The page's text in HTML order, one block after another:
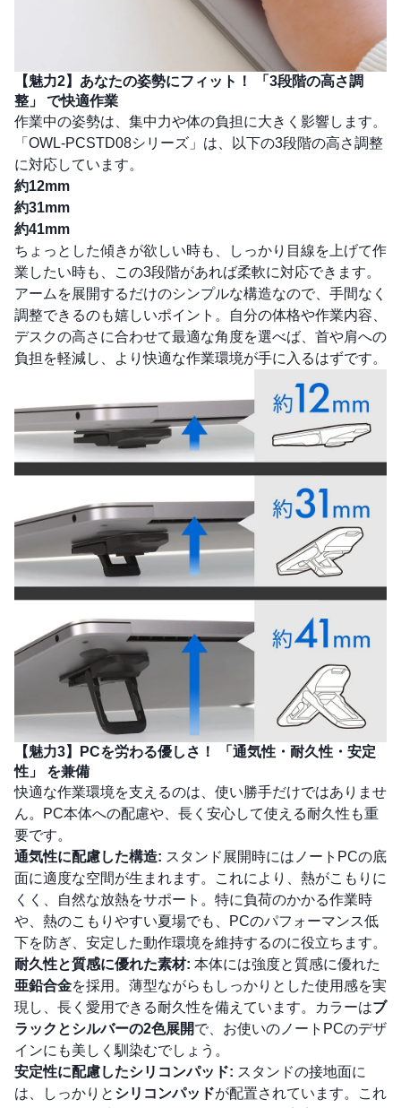
【魅力2】あなたの姿勢にフィット！
「3段階の高さ調
整」
で快適作業
作業中の姿勢は、集中力や体の負担に大きく影響します。
「OWL-PCSTD08シリーズ」は、以下の3段階の高さ調整
に対応しています。
約12mm
約31mm
約41mm
ちょっとした傾きが欲しい時も、しっかり目線を上げて作
業したい時も、この3段階があれば柔軟に対応できます。
アームを展開するだけのシンプルな構造なので、手間なく
調整できるのも嬉しいポイント。自分の体格や作業内容、
デスクの高さに合わせて最適な角度を選べば、首や肩への
負担を軽減し、より快適な作業環境が手に入るはずです。
【魅力3】PCを労わる優しさ！
「通気性・耐久性・安定
性」
を兼備
快適な作業環境を支えるのは、使い勝手だけではありませ
ん。PC本体への配慮や、長く安心して使える耐久性も重
要です。
通気性に配慮した構造: スタンド展開時にはノートPCの底
面に適度な空間が生まれます。これにより、熱がこもりに
くく、自然な放熱をサポート。特に負荷のかかる作業時
や、熱のこもりやすい夏場でも、PCのパフォーマンス低
下を防ぎ、安定した動作環境を維持するのに役立ちます。
耐久性と質感に優れた素材: 本体には強度と質感に優れた
亜鉛合金を採用。薄型ながらもしっかりとした使用感を実
現し、長く愛用できる耐久性を備えています。カラーはブ
ラックとシルバーの2色展開で、お使いのノートPCのデザ
インにも美しく馴染むでしょう。
安定性に配慮したシリコンパッド: スタンドの接地面に
は、しっかりと シリコンパッドが配置されています。これ